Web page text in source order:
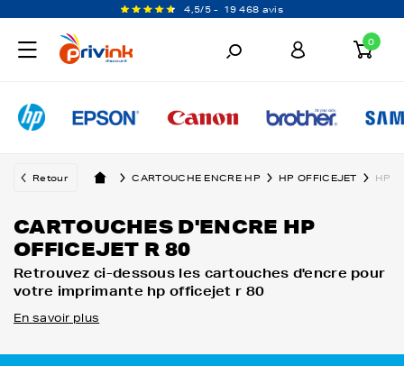
4,5/5 - 19 468 avis
0
Retour CARTOUCHE ENCRE HP HP OFFICEJET HP
CARTOUCHES D'ENCRE HP
OFFICEJET R 80
Retrouvez ci-dessous les cartouches d'encre pour
votre imprimante hp officejet r 80
En savoir plus